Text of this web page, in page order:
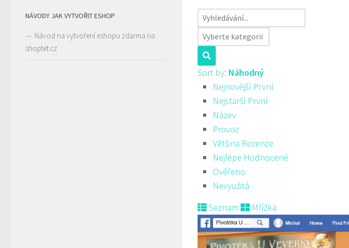
Sort by: Náhodný
Nejnovější První
Nejstarší První
Název
Provoz
Většina Recenze
Nejlépe Hodnocené
Ověřeno
Nevyužitá
Seznam
Mřížka
NÁVODY JAK VYTVOŘIT ESHOP
Návod na vytvoření eshopu zdarma na
shoptet.cz